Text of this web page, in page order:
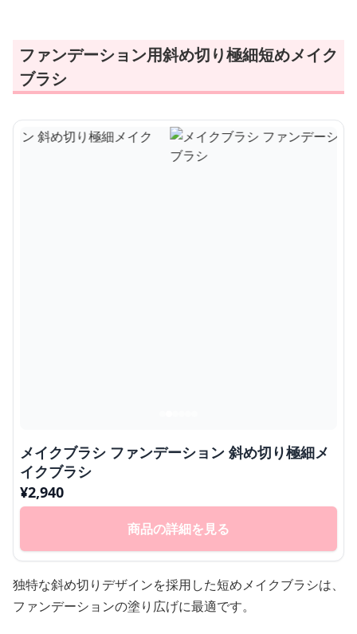
ファンデーション用斜め切り極細短めメイク
ブラシ
メイクブラシ ファンデーション 斜め切り極細メ
イクブラシ
¥2,940
商品の詳細を見る
独特な斜め切りデザインを採用した短めメイクブラシは、
ファンデーションの塗り広げに最適です。